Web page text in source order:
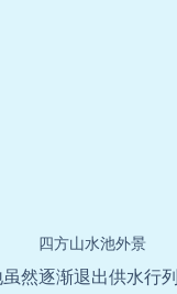
四方山水池外景
逐渐退出供水行列